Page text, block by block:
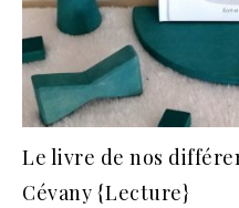
Le livre de nos
Cévany {Lecture}